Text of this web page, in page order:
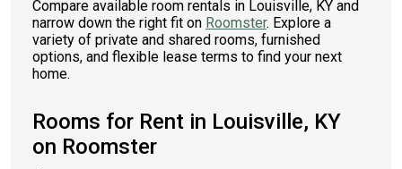
Compare available room rentals in Louisville, KY and
narrow down the right fit on Roomster. Explore a
variety of private and shared rooms, furnished
options, and flexible lease terms to find your next
home.
Rooms for Rent in Louisville, KY
on Roomster